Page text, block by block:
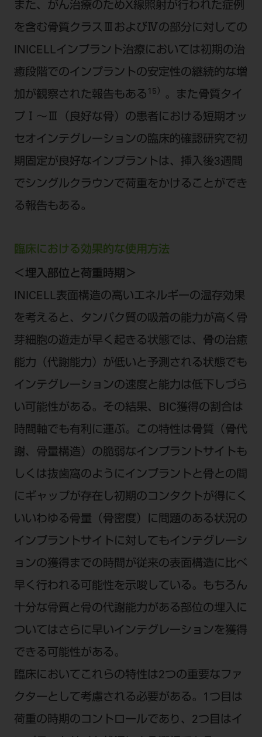
また、がん治療のためX線照射が行われた症例
を含む骨質クラスⅢおよびⅣの部分に対しての
INICELLインプラント治療においては初期の治
癒段階でのインプラントの安定性の継続的な増
加が観察された報告もある 15）
。また骨質タイ
プⅠ～Ⅲ（良好な骨）の患者における短期オッ
セオインテグレーションの臨床的確認研究で初
期固定が良好なインプラントは、挿入後3週間
でシングルクラウンで荷重をかけることができ
る報告もある。
臨床における効果的な使用方法
＜埋入部位と荷重時期＞
INICELL表面構造の高いエネルギーの温存効果
を考えると、タンパク質の吸着の能力が高く骨
芽細胞の遊走が早く起きる状態では、骨の治癒
能力（代謝能力）が低いと予測される状態でも
インテグレーションの速度と能力は低下しづら
い可能性がある。その結果、BIC獲得の割合は
時間軸でも有利に運ぶ。この特性は骨質（骨代
謝、骨量構造）の脆弱なインプラントサイトも
しくは抜歯窩のようにインプラントと骨との間
にギャップが存在し初期のコンタクトが得にく
いいわゆる骨量（骨密度）に問題のある状況の
インプラントサイトに対してもインテグレーシ
ョンの獲得までの時間が従来の表面構造に比べ
早く行われる可能性を示唆している。もちろん
十分な骨質と骨の代謝能力がある部位の埋入に
ついてはさらに早いインテグレーションを獲得
できる可能性がある。
臨床においてこれらの特性は2つの重要なファ
クターとして考慮される必要がある。1つ目は
荷重の時期のコントロールであり、2つ目はイ